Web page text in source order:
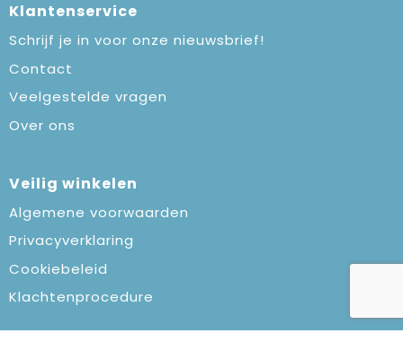
Klantenservice
Schrijf je in voor onze nieuwsbrief!
Contact
Veelgestelde vragen
Over ons
Veilig winkelen
Algemene voorwaarden
Privacyverklaring
Cookiebeleid
Klachtenprocedure